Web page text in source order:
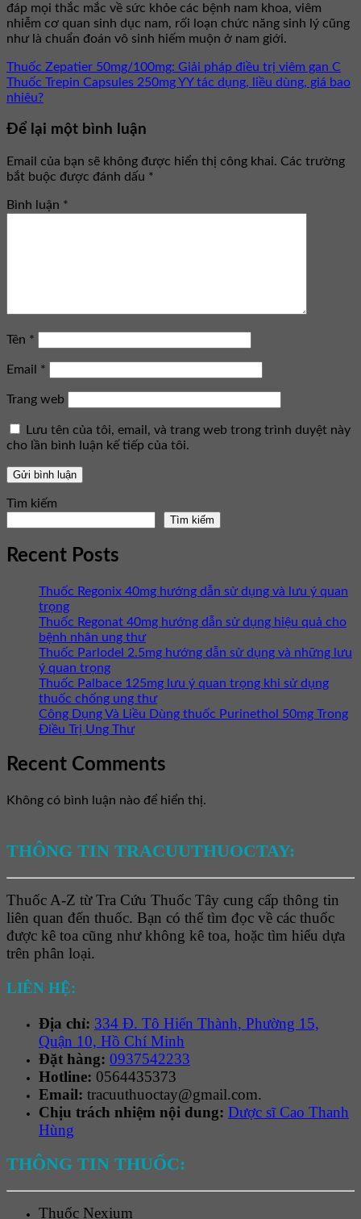
đáp mọi thắc mắc về sức khỏe các bệnh nam khoa, viêm
nhiễm cơ quan sinh dục nam, rối loạn chức năng sinh lý cũng
như là chuẩn đoán vô sinh hiếm muộn ở nam giới.
Thuốc Zepatier 50mg/100mg: Giải pháp điều trị viêm gan C
Thuốc Trepin Capsules 250mg YY tác dụng, liều dùng, giá bao
nhiêu?
Để lại một bình luận
Email của bạn sẽ không được hiển thị công khai. Các trường
bắt buộc được đánh dấu *
Bình luận *
Tên *
Email *
Trang web
Lưu tên của tôi, email, và trang web trong trình duyệt này
cho lần bình luận kế tiếp của tôi.
Tìm kiếm
Tìm kiếm
Recent Posts
Thuốc Regonix 40mg hướng dẫn sử dụng và lưu ý quan
trọng
Thuốc Regonat 40mg hướng dẫn sử dụng hiệu quả cho
bệnh nhân ung thư
Thuốc Parlodel 2.5mg hướng dẫn sử dụng và những lưu
ý quan trọng
Thuốc Palbace 125mg lưu ý quan trọng khi sử dụng
thuốc chống ung thư
Công Dụng Và Liều Dùng thuốc Purinethol 50mg Trong
Điều Trị Ung Thư
Recent Comments
Không có bình luận nào để hiển thị.
THÔNG TIN TRACUUTHUOCTAY:
Thuốc A-Z từ Tra Cứu Thuốc Tây cung cấp thông tin
liên quan đến thuốc. Bạn có thể tìm đọc về các thuốc
được kê toa cũng như không kê toa, hoặc tìm hiểu dựa
trên phân loại.
LIÊN HỆ:
Địa chỉ: 334 Đ. Tô Hiến Thành, Phường 15,
Quận 10, Hồ Chí Minh
Đặt hàng: 0937542233
Hotline: 0564435373
Email: tracuuthuoctay@gmail.com.
Chịu trách nhiệm nội dung: Dược sĩ Cao Thanh
Hùng
THÔNG TIN THUỐC:
Thuốc Nexium